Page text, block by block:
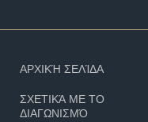
ΑΡΧΙΚΉ ΣΕΛΊΔΑ
ΣΧΕΤΙΚΆ ΜΕ ΤΟ
ΔΙΑΓΩΝΙΣΜΌ